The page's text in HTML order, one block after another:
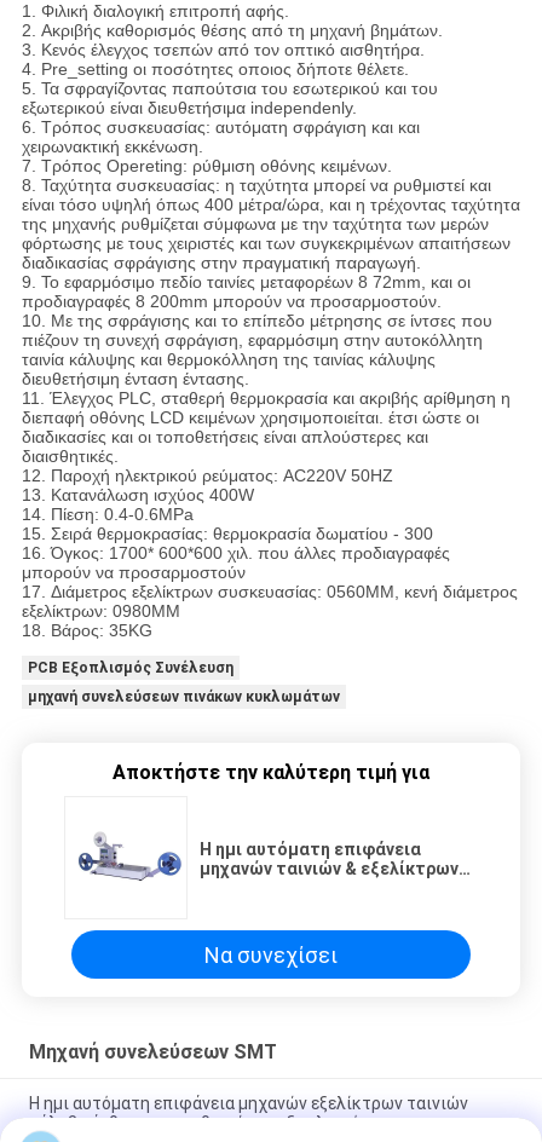
1. Φιλική διαλογική επιτροπή αφής.
2. Ακριβής καθορισμός θέσης από τη μηχανή βημάτων.
3. Κενός έλεγχος τσεπών από τον οπτικό αισθητήρα.
4. Pre_setting οι ποσότητες οποιος δήποτε θέλετε.
5. Τα σφραγίζοντας παπούτσια του εσωτερικού και του
εξωτερικού είναι διευθετήσιμα independenly.
6. Τρόπος συσκευασίας: αυτόματη σφράγιση και και
χειρωνακτική εκκένωση.
7. Τρόπος Opereting: ρύθμιση οθόνης κειμένων.
8. Ταχύτητα συσκευασίας: η ταχύτητα μπορεί να ρυθμιστεί και
είναι τόσο υψηλή όπως 400 μέτρα/ώρα, και η τρέχοντας ταχύτητα
της μηχανής ρυθμίζεται σύμφωνα με την ταχύτητα των μερών
φόρτωσης με τους χειριστές και των συγκεκριμένων απαιτήσεων
διαδικασίας σφράγισης στην πραγματική παραγωγή.
9. Το εφαρμόσιμο πεδίο ταινίες μεταφορέων 8 72mm, και οι
προδιαγραφές 8 200mm μπορούν να προσαρμοστούν.
10. Με της σφράγισης και το επίπεδο μέτρησης σε ίντσες που
πιέζουν τη συνεχή σφράγιση, εφαρμόσιμη στην αυτοκόλλητη
ταινία κάλυψης και θερμοκόλληση της ταινίας κάλυψης
διευθετήσιμη ένταση έντασης.
11. Έλεγχος PLC, σταθερή θερμοκρασία και ακριβής αρίθμηση η
διεπαφή οθόνης LCD κειμένων χρησιμοποιείται. έτσι ώστε οι
διαδικασίες και οι τοποθετήσεις είναι απλούστερες και
διαισθητικές.
12. Παροχή ηλεκτρικού ρεύματος: AC220V 50HZ
13. Κατανάλωση ισχύος 400W
14. Πίεση: 0.4-0.6MPa
15. Σειρά θερμοκρασίας: θερμοκρασία δωματίου - 300
16.Όγκος: 1700* 600*600 χιλ. που άλλες προδιαγραφές
μπορούν να προσαρμοστούν
17. Διάμετρος εξελίκτρων συσκευασίας: 0560MM, κενή διάμετρος
εξελίκτρων: 0980MM
18. Βάρος: 35KG
PCB Εξοπλισμός Συνέλευση
μηχανή συνελεύσεων πινάκων κυκλωμάτων
Αποκτήστε την καλύτερη τιμή για
Η ημι αυτόματη επιφάνεια
μηχανών ταινιών & εξελίκτρων
Να συνεχίσει
Μηχανή συνελεύσεων SMT
Η ημι αυτόματη επιφάνεια μηχανών εξελίκτρων ταινιών
χάλυβα άνθρακα τοποθετεί τον εξοπλισμό